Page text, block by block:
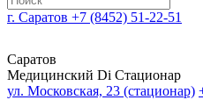
г. Саратов +7 (8452) 51-22-51
Саратов
Медицинский Di Стационар
ул. Московская, 23 (стационар)